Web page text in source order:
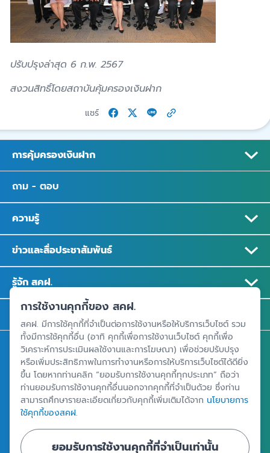
ปรับปรุงล่าสุด 6 ก.พ. 2567
สงวนสิทธิ์โดยสถาบันคุ้มครองเงินฝาก
แชร์
การคุ้มครองเงินฝาก
ถาม - ตอบ
ความรู้
ข่าวและสื่อประชาสัมพันธ์
รู้จัก สคฝ.
ติดต่อ สคฝ.
สถาบันคุ้มครองเงินฝาก
อาคารเอสเจ อินฟินิท วัน บิสซิเนสคอมเพล็กซ์ ชั้น 25 - 27 เลขที่ 349
ถนนวิภาวดีรังสิต แขวงจอมพล เขตจตุจักร กรุงเทพฯ 10900
ศูนย์ข้อมูลคุ้มครองเงินฝาก
การใช้งานคุกกี้ของ สคฝ.
สคฝ. มีการใช้คุกกี้ที่จำเป็นต่อการใช้งานหรือให้บริการเว็บไซต์ รวม
ทั้งมีการใช้คุกกี้อื่น (อาทิ คุกกี้เพื่อการใช้งานเว็บไซต์ คุกกี้เพื่อ
วิเคราะห์การประเมินผลใช้งานและการโฆษณา) เพื่อช่วยปรับปรุง
หรือเพิ่มประสิทธิภาพในการทำงานหรือการให้บริการเว็บไซต์ได้ดียิ่ง
ขึ้น โดยหากท่านคลิก “ยอมรับการใช้งานคุกกี้ทุกประเภท” ถือว่า
ท่านยอมรับการใช้งานคุกกี้อื่นนอกจากคุกกี้ที่จำเป็นด้วย ซึ่งท่าน
สามารถศึกษารายละเอียดเกี่ยวกับคุกกี้เพิ่มเติมได้จาก นโยบายการ
ใช้คุกกี้ของสคฝ.
ยอมรับการใช้งานคุกกี้ที่จำเป็นเท่านั้น